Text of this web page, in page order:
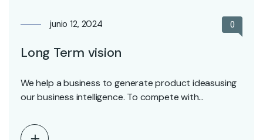
junio 12, 2024 0
Long Term vision
We help a business to generate product ideasusing
our business intelligence. To compete with